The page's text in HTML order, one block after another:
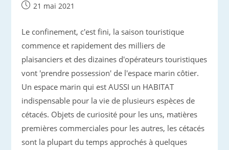
Publication
21 mai 2021
Le confinement, c'est fini, la saison touristique
commence et rapidement des milliers de
plaisanciers et des dizaines d'opérateurs touristiques
vont 'prendre possession' de l'espace marin côtier.
Un espace marin qui est AUSSI un HABITAT
indispensable pour la vie de plusieurs espèces de
cétacés. Objets de curiosité pour les uns, matières
premières commerciales pour les autres, les cétacés
sont la plupart du temps approchés à quelques